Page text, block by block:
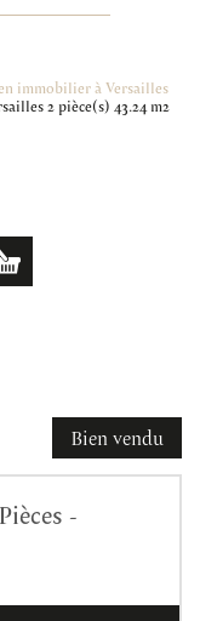
immobilier à Versailles
2 pièce(s) 43.24 m2
Bien vendu
-